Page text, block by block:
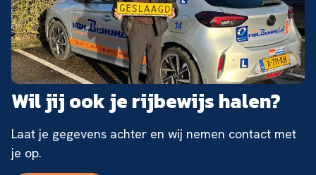
Wil jij ook je rijbewijs halen?
Laat je gegevens achter en wij nemen contact met
je op.